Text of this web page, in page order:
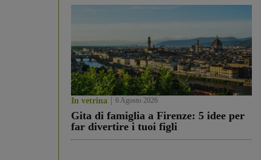
In vetrina 6 Agosto 2026
Gita di famiglia a Firenze: 5 idee per
far divertire i tuoi figli